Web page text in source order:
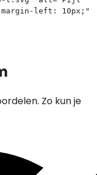
left: 10px;"
Zo kun je